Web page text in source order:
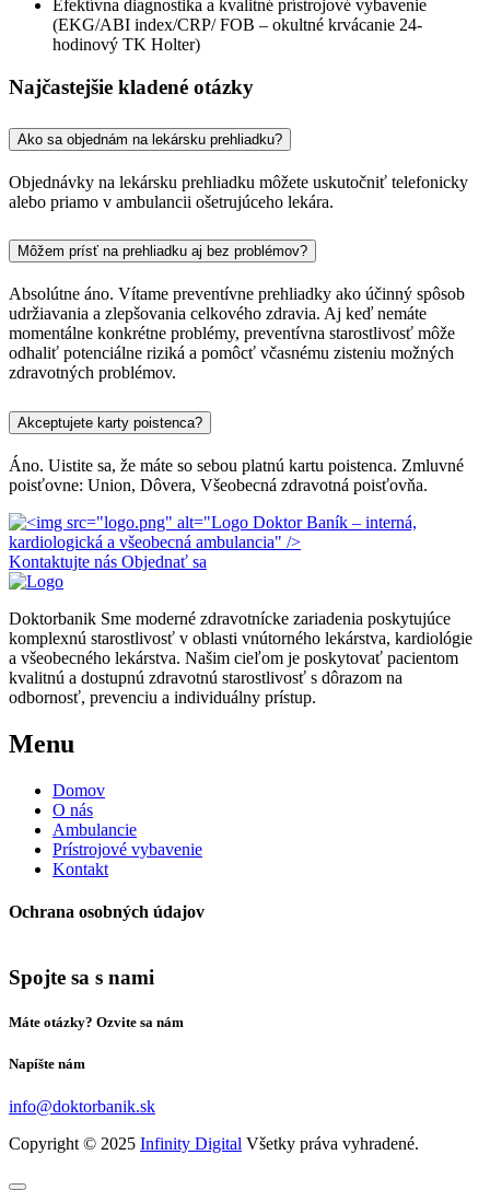
Efektívna diagnostika a kvalitné prístrojové vybavenie
(EKG/ABI index/CRP/ FOB – okultné krvácanie 24-
hodinový TK Holter)
Najčastejšie kladené otázky
Ako sa objednám na lekársku prehliadku?
Objednávky na lekársku prehliadku môžete uskutočniť telefonicky
alebo priamo v ambulancii ošetrujúceho lekára.
Môžem prísť na prehliadku aj bez problémov?
Absolútne áno. Vítame preventívne prehliadky ako účinný spôsob
udržiavania a zlepšovania celkového zdravia. Aj keď nemáte
momentálne konkrétne problémy, preventívna starostlivosť môže
odhaliť potenciálne riziká a pomôcť včasnému zisteniu možných
zdravotných problémov.
Akceptujete karty poistenca?
Áno. Uistite sa, že máte so sebou platnú kartu poistenca. Zmluvné
poisťovne: Union, Dôvera, Všeobecná zdravotná poisťovňa.
Kontaktujte nás Objednať sa
Doktorbanik Sme moderné zdravotnícke zariadenia poskytujúce
komplexnú starostlivosť v oblasti vnútorného lekárstva, kardiológie
a všeobecného lekárstva. Našim cieľom je poskytovať pacientom
kvalitnú a dostupnú zdravotnú starostlivosť s dôrazom na
odbornosť, prevenciu a individuálny prístup.
Menu
Domov
O nás
Ambulancie
Prístrojové vybavenie
Kontakt
Ochrana osobných údajov
Spojte sa s nami
Máte otázky? Ozvite sa nám
Napíšte nám
info@doktorbanik.sk
Copyright © 2025 Infinity Digital Všetky práva vyhradené.